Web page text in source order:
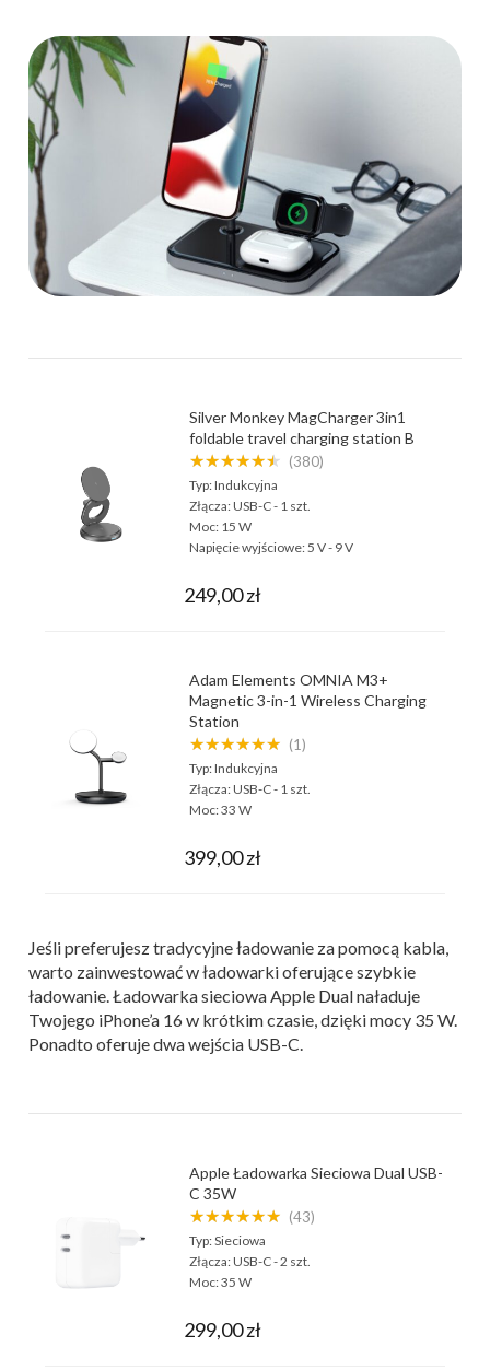
Silver Monkey MagCharger 3in1
foldable travel charging station B
★★★★★★ (380)
Typ:Indukcyjna
Złącza:USB-C - 1 szt.
Moc: 15 W
Napięcie wyjściowe: 5 V - 9 V
249,00 zł
Adam Elements OMNIA M3+
Magnetic 3-in-1 Wireless Charging
Station
★★★★★★ (1)
Typ:Indukcyjna
Złącza:USB-C - 1 szt.
Moc:33 W
399,00 zł
Jeśli preferujesz tradycyjne ładowanie za pomocą kabla,
warto zainwestować w ładowarki oferujące szybkie
ładowanie. Ładowarka sieciowa Apple Dual naładuje
Twojego iPhone’a 16 w krótkim czasie, dzięki mocy 35 W.
Ponadto oferuje dwa wejścia USB-C.
Apple Ładowarka Sieciowa Dual USB-
C 35W
★★★★★★ (43)
Typ:Sieciowa
Złącza:USB-C - 2 szt.
Moc:35 W
299,00 zł